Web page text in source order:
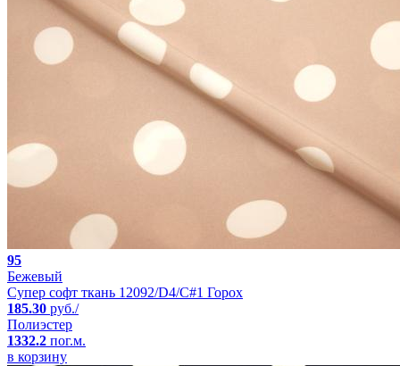
95
Бежевый
Супер софт ткань 12092/D4/C#1 Горох
185.30 руб./
Полиэстер
1332.2 пог.м.
в корзину